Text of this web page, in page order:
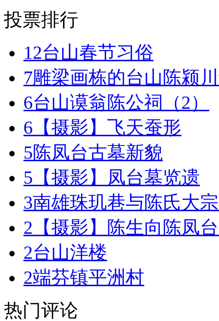
投票排行
12台山春节习俗
7雕梁画栋的台山陈颍
6台山谟翁陈公祠（2）
6 【摄影】飞天蚕形
5陈凤台古墓新貌
5 【摄影】凤台墓览遗
3南雄珠玑巷与陈氏大
2 【摄影】陈生向陈凤
2台山洋楼
2端芬镇平洲村
热门评论